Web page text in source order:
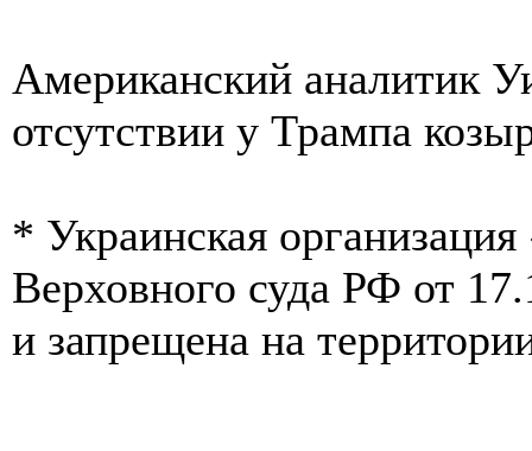
Американский аналитик
отсутствии у Трампа
* Украинская
Верховного суда РФ от
и запрещена на